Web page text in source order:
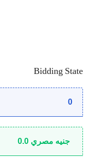
Bidding State
0
0.0 جنيه مصري